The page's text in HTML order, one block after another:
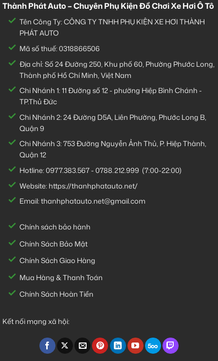
Thành Phát Auto – Chuyên Phụ Kiện Đồ Chơi Xe Hơi Ô Tô
Tên Công Ty: CÔNG TY TNHH PHỤ KIỆN XE HƠI THÀNH
PHÁT AUTO
Mã số thuế: 0318866506
Địa chỉ: Số 24 Đường 250, Khu phố 60, Phường Phước Long,
Thành phố Hồ Chí Minh, Việt Nam
Chi Nhánh 1:11 Đường số 12 - phường Hiệp Bình Chánh -
TP.Thủ Đức
Chi Nhánh 2:24 Đường D5A, Liên Phường, Phước Long B,
Quận 9
Chi Nhánh 3:753 Đường Nguyễn Ảnh Thủ, P. Hiệp Thành,
Quận 12
Hotline:0977.383.567-0788.212.999 (7:00-22:00)
Website: https://thanhphatauto.net/
Email:thanhphatauto.net@gmail.com
Chính sách bảo hành
Chính Sách Bảo Mật
Chính Sách Giao Hàng
Mua Hàng & Thanh Toán
Chính Sách Hoàn Tiền
Kết nối mạng xã hội: